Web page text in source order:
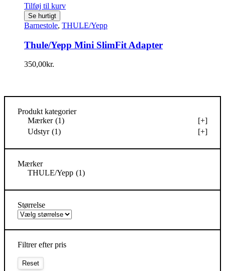
Tilføj til kurv
Se hurtigt
Barnestole, THULE/Yepp
Thule/Yepp Mini SlimFit Adapter
350,00kr.
Produkt kategorier
Mærker (1)
[+]
Udstyr (1) [+]
Mærker
THULE/Yepp (1)
Størrelse
Filtrer efter pris